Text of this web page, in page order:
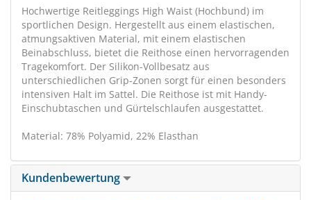
Hochwertige Reitleggings High Waist (Hochbund) im
sportlichen Design. Hergestellt aus einem elastischen,
atmungsaktiven Material, mit einem elastischen
Beinabschluss, bietet die Reithose einen hervorragenden
Tragekomfort. Der Silikon-Vollbesatz aus
unterschiedlichen Grip-Zonen sorgt für einen besonders
intensiven Halt im Sattel. Die Reithose ist mit Handy-
Einschubtaschen und Gürtelschlaufen ausgestattet.
Material: 78% Polyamid, 22% Elasthan
Kundenbewertung